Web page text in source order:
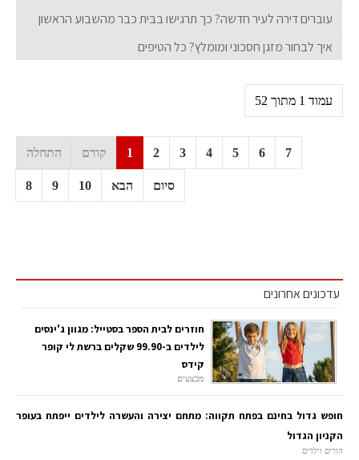
עוברים דירה לעיר חדשה? כך תרגישו בבית כבר מהשבוע הראשון
איך לבחור מזגן חסכוני ומומלץ? כל הטיפים
עמוד 1 מתוך 52
התחלה קודם 1 2 3 4 5 6 7
8 9 10 הבא סיום
עדכונים אחרונים
חוזרים לבית הספר בסטייל: מגוון ג'ינסים
לילדים ב-99.90 שקלים ברשת לי קופר
קידס
מבצעים
חופש גדול בחינם בפתח תקווה: מתחם יצירה והעשרה לילדים ייפתח בעופר
הקניון הגדול
הורים וילדים